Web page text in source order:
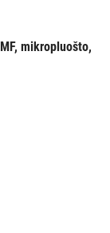
mikropluošto,